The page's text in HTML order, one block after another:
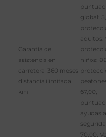
Garantía de
asistencia en
carretera: 360 meses
distancia ilimitada
km
global:
adultos:
niños:
67,00,
ayudas
70,00,